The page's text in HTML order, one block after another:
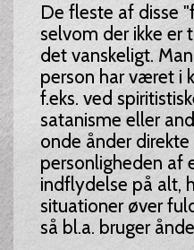
De fleste af disse
selvom der ikke er
det vanskeligt.
person har været i
f.eks. ved
satanisme eller
onde ånder
personligheden af
indflydelse på alt,
situationer øver
så bl.a. bruger